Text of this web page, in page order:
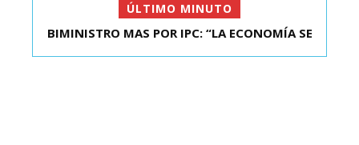
ÚLTIMO MINUTO
KAST SE REUNIÓ CON EL PRESIDENTE ELECTO DE
BIMINISTRO MAS POR IPC: “LA ECONOMÍA SE